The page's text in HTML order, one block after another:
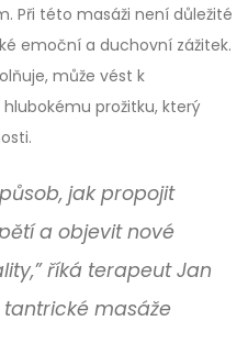
Při této masáži není důležité
emoční a duchovní zážitek.
může vést k
prožitku, který
jak propojit
a objevit nové
říká terapeut Jan
masáže